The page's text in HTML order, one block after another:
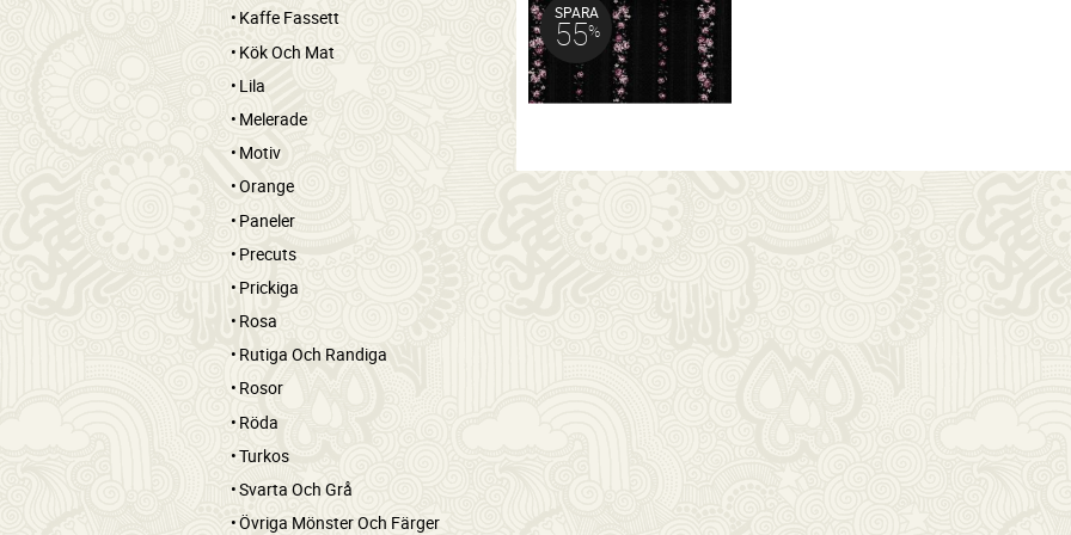
SPARA
55%
Kaffe Fassett
Kök Och Mat
Lila
Melerade
Motiv
Orange
Paneler
Precuts
Prickiga
Rosa
Rutiga Och Randiga
Rosor
Röda
Turkos
Svarta Och Grå
Övriga Mönster Och Färger